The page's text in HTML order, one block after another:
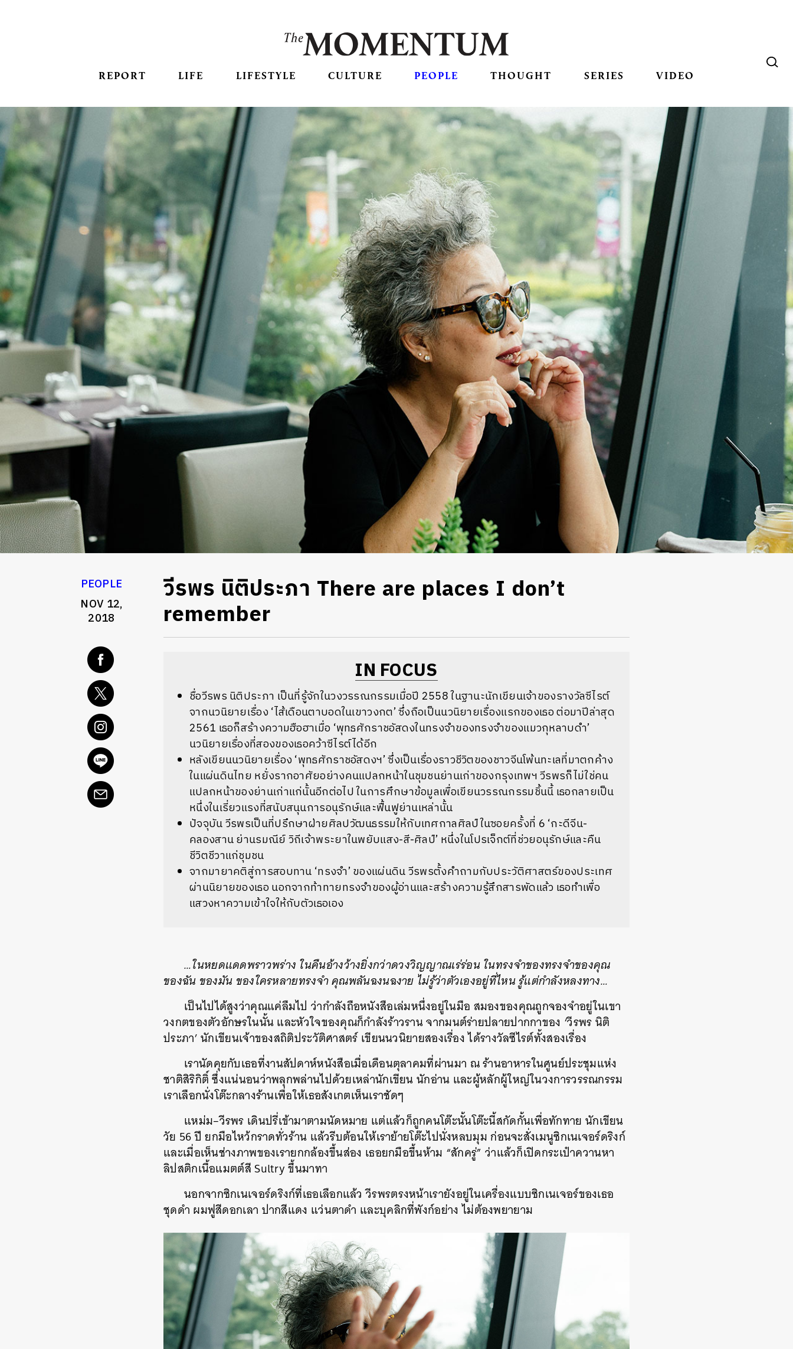
REPORT LIFE LIFESTYLE CULTURE PEOPLE THOUGHT SERIES VIDEO
PEOPLE
NOV 12,
2018
วีรพร นิติประภา There are places I don’t
remember
IN FOCUS
ชื่อวีรพร นิติประภา เป็นที่รู้จักในวงวรรณกรรมเมื่อปี 2558ในฐานะนักเขียนเจ้าของรางวัลซีไรต์
จากนวนิยายเรื่อง ‘ไส้เดือนตาบอดในเขาวงกต’ซึ่งถือเป็นนวนิยายเรื่องแรกของเธอต่อมาปีล่าสุด
2561 เธอก็สร้างความฮือฮาเมื่อ ‘พุทธศักราชอัสดงในทรงจำของทรงจำของแมวกุหลาบดำ’
นวนิยายเรื่องที่สองของเธอคว้าซีไรต์ได้อีก
หลังเขียนนวนิยายเรื่อง ‘พุทธศักราชอัสดงฯ’ซึ่งเป็นเรื่องราวชีวิตของชาวจีนโพ้นทะเลที่มาตกค้าง
ในแผ่นดินไทย หยั่งรากอาศัยอย่างคนแปลกหน้าในชุมชนย่านเก่าของกรุงเทพฯวีรพรก็ไม่ใช่คน
แปลกหน้าของย่านเก่าแก่นั้นอีกต่อไปในการศึกษาข้อมูลเพื่อเขียนวรรณกรรมชิ้นนี้ เธอกลายเป็น
หนึ่งในเรี่ยวแรงที่สนับสนุนการอนุรักษ์และฟื้นฟูย่านเหล่านั้น
ปัจจุบันวีรพรเป็นที่ปรึกษาฝ่ายศิลปวัฒนธรรมให้กับเทศกาลศิลป์ในซอยครั้งที่ 6 ‘กะดีจีน-
คลองสานย่านรมณีย์วิถีเจ้าพระยาในพยับแสง-สี-ศิลป์’ หนึ่งในโปรเจ็กต์ที่ช่วยอนุรักษ์และคืน
ชีวิตชีวาแก่ชุมชน
จากมายาคติสู่การสอบทาน ‘ทรงจำ’ของแผ่นดินวีรพรตั้งคำถามกับประวัติศาสตร์ของประเทศ
ผ่านนิยายของเธอ นอกจากท้าทายทรงจำของผู้อ่านและสร้างความรู้สึกสารพัดแล้ว เธอทำเพื่อ
แสวงหาความเข้าใจให้กับตัวเธอเอง
…ในหยดแดดพราวพร่าง ในคืนอ้างว้างยิ่งกว่าดวงวิญญาณเร่ร่อนในทรงจำของทรงจำของคุณ
ของฉัน ของมัน ของใครหลายทรงจำคุณพลันฉงนฉงาย ไม่รู้ว่าตัวเองอยู่ที่ไหนรู้แต่กำลังหลงทาง…
เป็นไปได้สูงว่าคุณแค่ลืมไป ว่ากำลังถือหนังสือเล่มหนึ่งอยู่ในมือ สมองของคุณถูกจองจำอยู่ในเขา
วงกตของตัวอักษรในนั้นและหัวใจของคุณก็กำลังร้าวรานจากมนต์ร่ายปลายปากกาของ ‘วีรพรนิติ
ประภา’นักเขียนเจ้าของสถิติประวัติศาสตร์เขียนนวนิยายสองเรื่องได้รางวัลซีไรต์ทั้งสองเรื่อง
เรานัดคุยกับเธอที่งานสัปดาห์หนังสือเมื่อเดือนตุลาคมที่ผ่านมา ณร้านอาหารในศูนย์ประชุมแห่ง
ชาติสิริกิติ์ซึ่งแน่นอนว่าพลุกพล่านไปด้วยเหล่านักเขียนนักอ่าน และผู้หลักผู้ใหญ่ในวงการวรรณกรรม
เราเลือกนั่งโต๊ะกลางร้านเพื่อให้เธอสังเกตเห็นเราชัดๆ
แหม่ม–วีรพร เดินปรี่เข้ามาตามนัดหมาย แต่แล้วก็ถูกคนโต๊ะนั้นโต๊ะนี้สกัดกั้นเพื่อทักทาย นักเขียน
วัย 56ปี ยกมือไหว้กราดทั่วร้าน แล้วรีบต้อนให้เราย้ายโต๊ะไปนั่งหลบมุมก่อนจะสั่งเมนูซิกเนเจอร์ดริงก์
และเมื่อเห็นช่างภาพของเรายกกล้องขึ้นส่อง เธอยกมือขึ้นห้าม “สักครู่” ว่าแล้วก็เปิดกระเป๋าควานหา
ลิปสติกเนื้อแมตต์สีSultryขึ้นมาทา
นอกจากซิกเนเจอร์ดริงก์ที่เธอเลือกแล้ว วีรพรตรงหน้าเรายังอยู่ในเครื่องแบบซิกเนเจอร์ของเธอ
ชุดดำ ผมฟูสีดอกเลา ปากสีแดง แว่นตาดำ และบุคลิกที่พังก์อย่างไม่ต้องพยายาม
SHARE TWEET LINE EMAIL